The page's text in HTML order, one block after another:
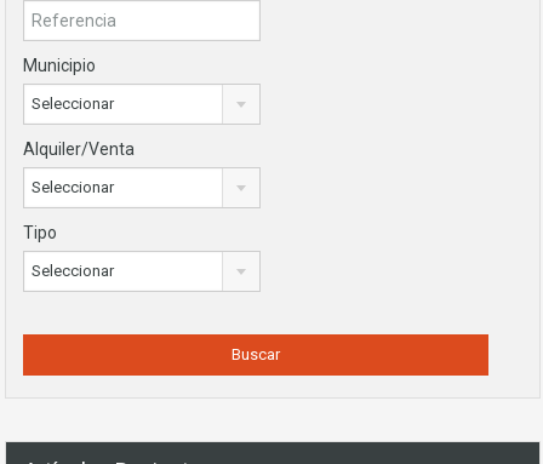
Municipio
Seleccionar
Alquiler/Venta
Seleccionar
Tipo
Seleccionar